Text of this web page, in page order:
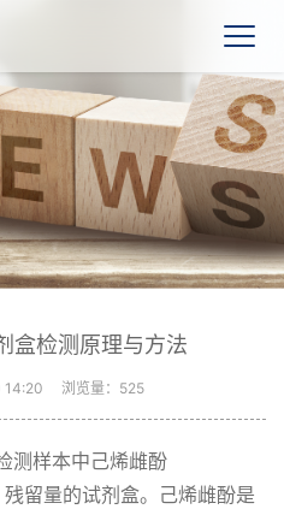
盒检测原理与方法
浏览量： 525
测样本中己烯雌酚
留量的试剂盒。己烯雌酚是